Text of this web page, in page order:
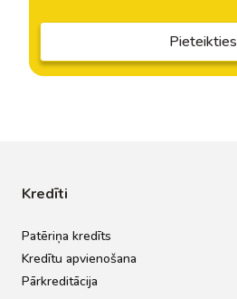
Pieteikties
Kredīti
Patēriņa kredīts
Kredītu apvienošana
Pārkreditācija